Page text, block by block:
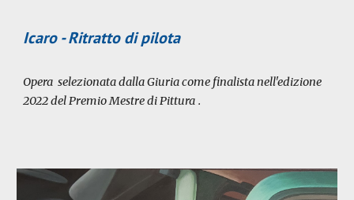
Icaro - Ritratto di pilota
Opera selezionata dalla Giuria come finalista nell'edizione
2022 del Premio Mestre di Pittura .